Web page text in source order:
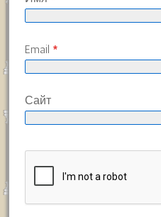
Email *
Сайт